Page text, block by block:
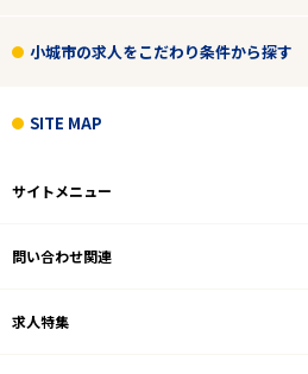
エリアで探す
小城市
調剤薬局
雇用形態
小城市の求人をこだわり条件から探す
SITE MAP
サイトメニュー
問い合わせ関連
求人特集